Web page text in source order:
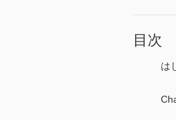
目次
は